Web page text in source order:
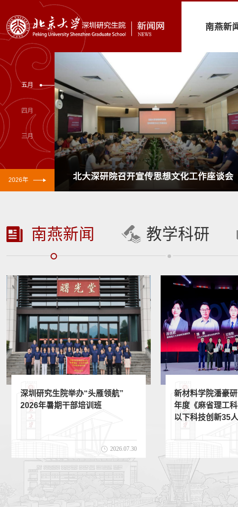
南燕新
五月
四月
三月
2026年 北大深研院召开宣传思想文化工作座谈会
南燕新闻 教学科研
深圳研究生院举办“头雁领航”
2026年暑期干部培训班
2026.07.30
新材料学院潘豪
年度《麻省理工
以下科技创新35